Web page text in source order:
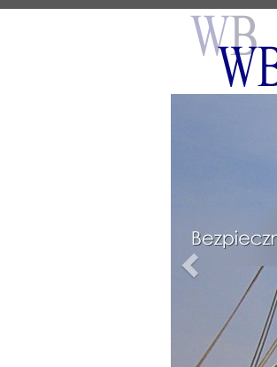
Poprzedni